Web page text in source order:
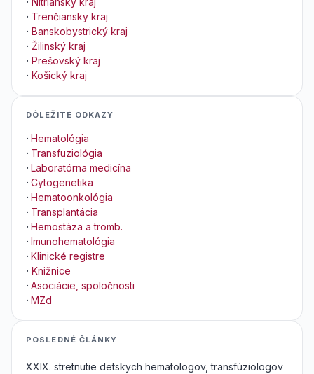
· Trenčiansky kraj
· Banskobystrický kraj
· Žilinský kraj
· Prešovský kraj
· Košický kraj
DÔLEŽITÉ ODKAZY
· Hematológia
· Transfuziológia
· Laboratórna medicína
· Cytogenetika
· Hematoonkológia
· Transplantácia
· Hemostáza a tromb.
· Imunohematológia
· Klinické registre
· Knižnice
· Asociácie, spoločnosti
· MZd
POSLEDNÉ ČLÁNKY
XXIX. stretnutie detskych hematologov, transfúziologov